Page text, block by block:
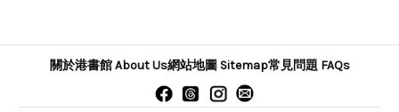
關於港書館 About Us網站地圖 Sitemap常見問題 FAQs